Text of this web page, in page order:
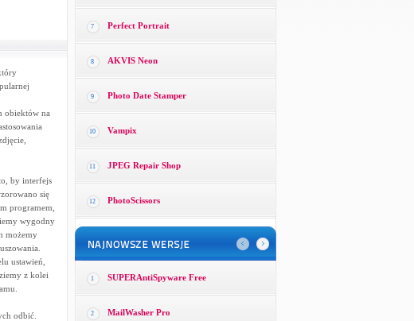
obiektów na
by interfejs
się
programem,
wygodny
możemy
ustawień,
z kolei
odbić.
7 Perfect Portrait
8 AKVIS Neon
9 Photo Date Stamper
10 Vampix
11 JPEG Repair Shop
12 PhotoScissors
1 SUPERAntiSpyware Free
2 MailWasher Pro